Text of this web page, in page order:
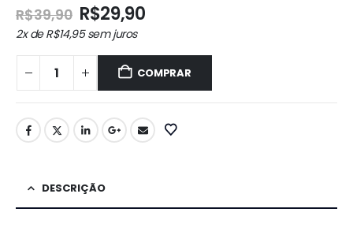
R$39,90 O
preço
original
era:
R$39,90.
R$29,90O
é:
R$29,90.
2x deR$14,95sem juros
COMPRAR
DESCRIÇÃO